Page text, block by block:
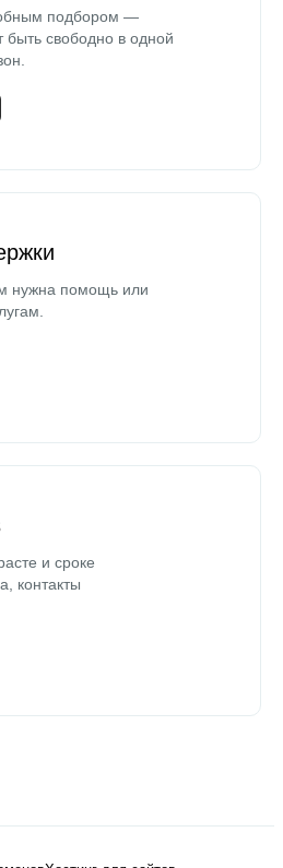
подбором —
свободно в одной
нужна помощь или
и сроке
контакты